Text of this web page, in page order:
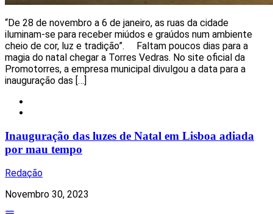
“De 28 de novembro a 6 de janeiro, as ruas da cidade
iluminam-se para receber miúdos e graúdos num ambiente
cheio de cor, luz e tradição”. Faltam poucos dias para a
magia do natal chegar a Torres Vedras. No site oficial da
Promotorres, a empresa municipal divulgou a data para a
inauguração das […]
Inauguração das luzes de Natal em Lisboa adiada
por mau tempo
Redação
Novembro 30, 2023